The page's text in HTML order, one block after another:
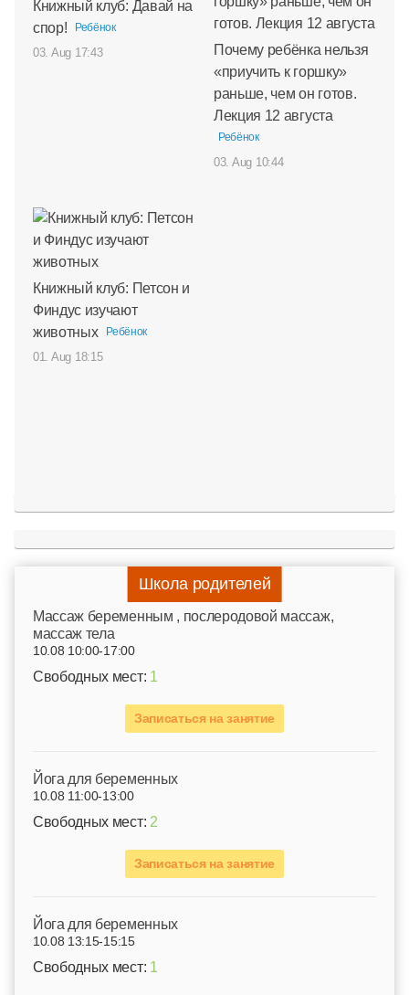
Книжный клуб: Давай на
спор!
Ребёнок
03. Aug 17:43
Почему ребёнка нельзя
«приучить к горшку»
раньше, чем он готов.
Лекция 12 августа
Ребёнок
03. Aug 10:44
Книжный клуб: Петсон и
Финдус изучают
животных
Ребёнок
01. Aug 18:15
Школа родителей
Mассаж беременным , послеродовой массаж,
массаж тела
10.08 10:00-17:00
Свободных мест: 1
Записаться на занятие
Йога для беременных
10.08 11:00-13:00
Свободных мест: 2
Записаться на занятие
Йога для беременных
10.08 13:15-15:15
Свободных мест: 1